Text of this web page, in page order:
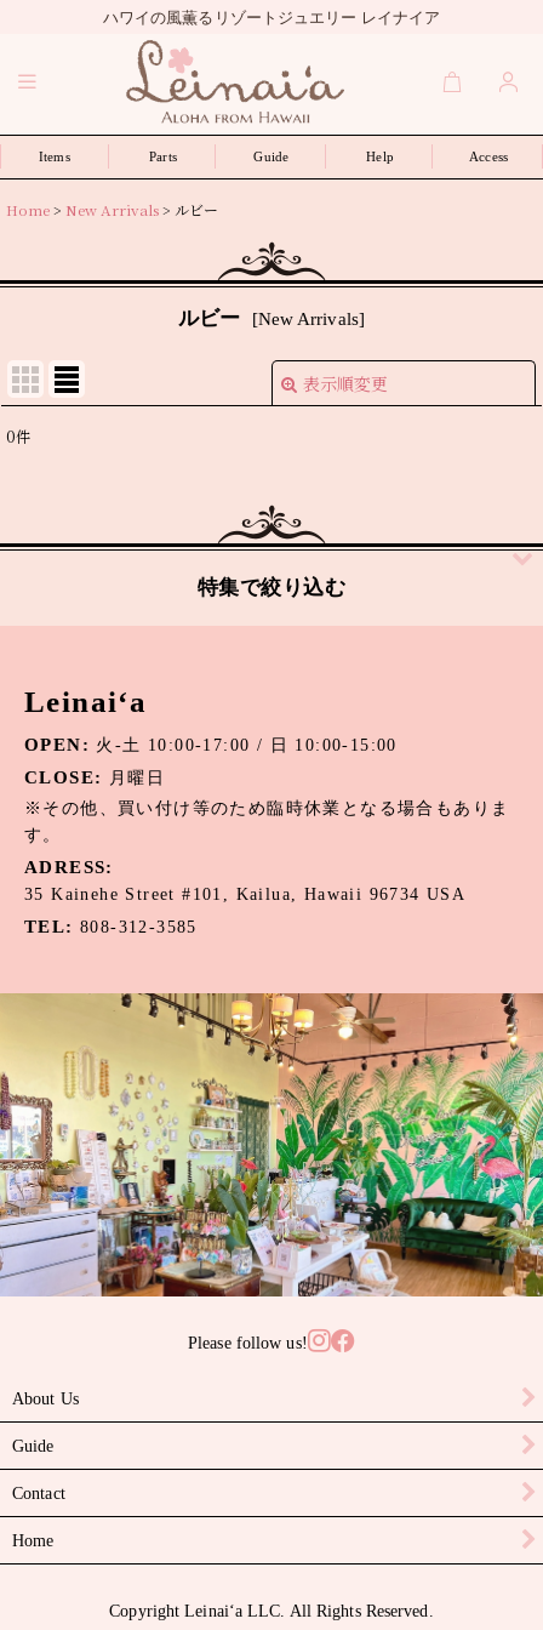
ハワイの風薫るリゾートジュエリー レイナイア
Items Parts Guide Help Access
Home> New Arrivals> ルビー
ルビー [New Arrivals]
表示順変更
表示数
絞り込む
0件
特集で絞り込む
アマゾナイト
アメジスト
オニキス
オパール
カルセドニー
サンゴ
サンライズシェル
スワロフスキークリスタル
ターコイズ
ハーキマーダイヤモンド
パール
ピカケビーズ
Leinai‘a
OPEN: 火-土 10:00-17:00 / 日 10:00-15:00
CLOSE:
月曜日
※その他、買い付け等のため臨時休業となる場合もありま
す。
ADRESS:
35 Kainehe Street #101, Kailua, Hawaii 96734 USA
TEL: 808-312-3585
Please follow us!
About Us
Guide
Contact
Home
Copyright Leinaiʻa LLC. All Rights Reserved.